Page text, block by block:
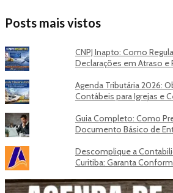
Posts mais vistos
CNPJ Inapto: Como
Declarações em Atraso e
Agenda Tributária 2026:
Contábeis para Igrejas e
Guia Completo: Como
Documento Básico de
Descomplique a
Curitiba: Garanta